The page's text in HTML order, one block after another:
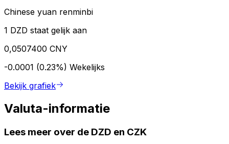
Chinese yuan renminbi
1 DZD staat gelijk aan
0,0507400 CNY
-0.0001 (0.23%) Wekelijks
Bekijk grafiek
Valuta-informatie
Lees meer over de DZD en CZK